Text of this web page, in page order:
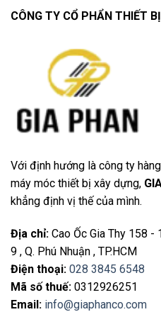
CÔNG TY CỔ PHẨN THIẾT
Với định hướng là công ty
máy móc thiết bị xây dựng,
khẳng định vị thế của mình.
Địa chỉ: Cao Ốc Gia Thy 158 -
9 , Q. Phú Nhuận , TP.HCM
Điện thoại: 028 3845 6548
Mã số thuế: 0312926251
Email: info@giaphanco.com